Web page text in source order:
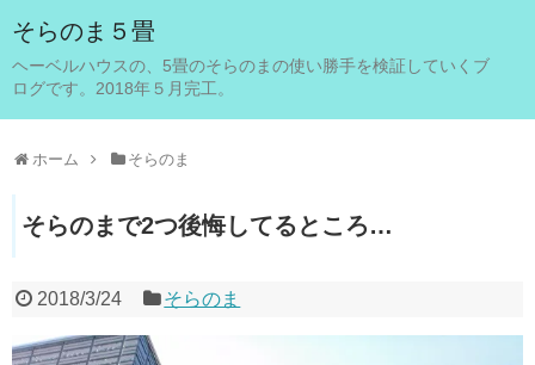
そらのま５畳
ヘーベルハウスの、5畳のそらのまの使い勝手を検証していくブ
ログです。2018年５月完工。
ホーム そらのま
そらのまで2つ後悔してるところ…
2018/3/24 そらのま